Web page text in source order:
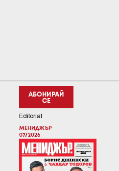
АБОНИРАЙ
СЕ
Editorial
МЕНИДЖЪР
07/2026